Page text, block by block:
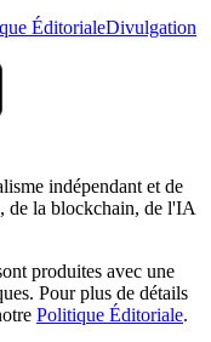
ÉditorialeDivulgation
indépendant et de
de la blockchain, de l'IA
produites avec une
Pour plus de détails
Politique Éditoriale.